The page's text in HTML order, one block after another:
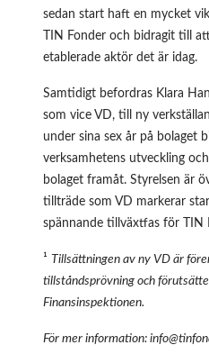
sedan start haft en mycket
TIN Fonder och bidragit till
etablerade aktör det är idag.
Samtidigt befordras Klara
som vice VD, till ny
under sina sex år på bolaget
verksamhetens utveckling
bolaget framåt. Styrelsen är
tillträde som VD markerar
spännande tillväxtfas för TIN
¹ Tillsättningen av ny VD är
tillståndsprövning och
Finansinspektionen.
För mer information: